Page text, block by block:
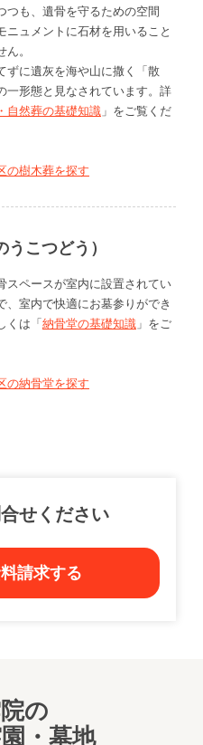
つも、遺骨を守るための空間
ニュメントに石材を用いること
。
ずに遺灰を海や山に撒く「散
一形態と見なされています。詳
自然葬の基礎知識 」をご覧くだ
の樹木葬を探す
こつどう）
スペースが室内に設置されてい
、室内で快適にお墓参りができ
くは「納骨堂の基礎知識 」をご
の納骨堂を探す
せください
料請求する
の
・墓地